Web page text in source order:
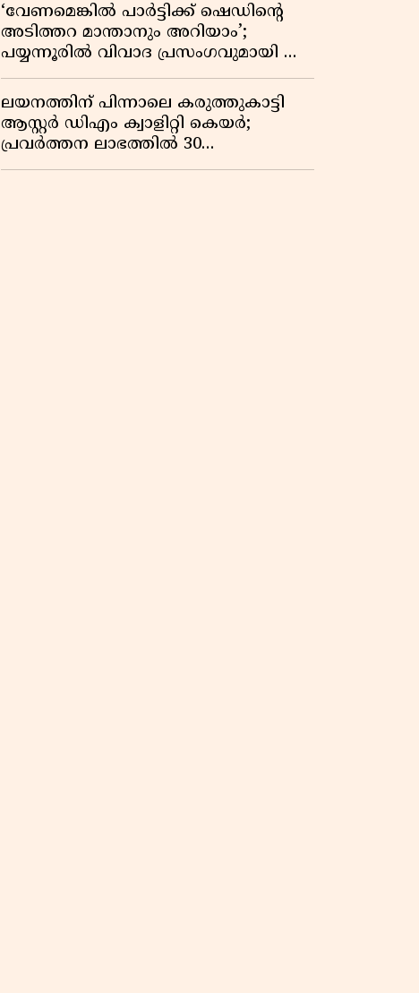
‘വേണമെങ്കിൽ പാർട്ടിക്ക് ഷെഡിൻ്റെ
അടിത്തറ മാന്താനും അറിയാം’;
പയ്യന്നൂരിൽ വിവാദ പ്രസംഗവുമായി കെ
കെ രാഗേഷ്
ലയനത്തിന് പിന്നാലെ കരുത്തുകാട്ടി
ആസ്റ്റർ ഡിഎം ക്വാളിറ്റി കെയർ;
പ്രവർത്തന ലാഭത്തിൽ 30
ശതമാനത്തിൻ്റെ വളർച്ച,